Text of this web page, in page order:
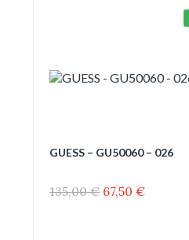
GUESS – GU50060 – 026
135,00€ Il
67,50 €Il